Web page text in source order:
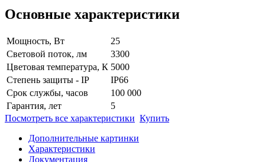
Основные характеристики
Мощность, Вт
25
Световой поток, лм
3300
Цветовая температура, К 5000
Степень защиты - IP
IP66
Срок службы, часов
100 000
Гарантия, лет
5
Посмотреть все характеристики Купить
Дополнительные картинки
Характеристики
Документация